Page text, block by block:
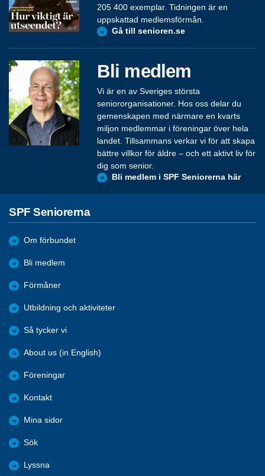
205 400 exemplar. Tidningen är en
uppskattad medlemsförmån.
Gå till senioren.se
Bli medlem
Vi är en av Sveriges största
seniororganisationer. Hos oss delar du
gemenskapen med närmare en kvarts
miljon medlemmar i föreningar över hela
landet. Tillsammans verkar vi för att skapa
bättre villkor för äldre – och ett aktivt liv för
dig som senior.
Bli medlem i SPF Seniorerna här
SPF Seniorerna
Om förbundet
Bli medlem
Förmåner
Utbildning och aktiviteter
Så tycker vi
About us (in English)
Föreningar
Kontakt
Mina sidor
Sök
Lyssna